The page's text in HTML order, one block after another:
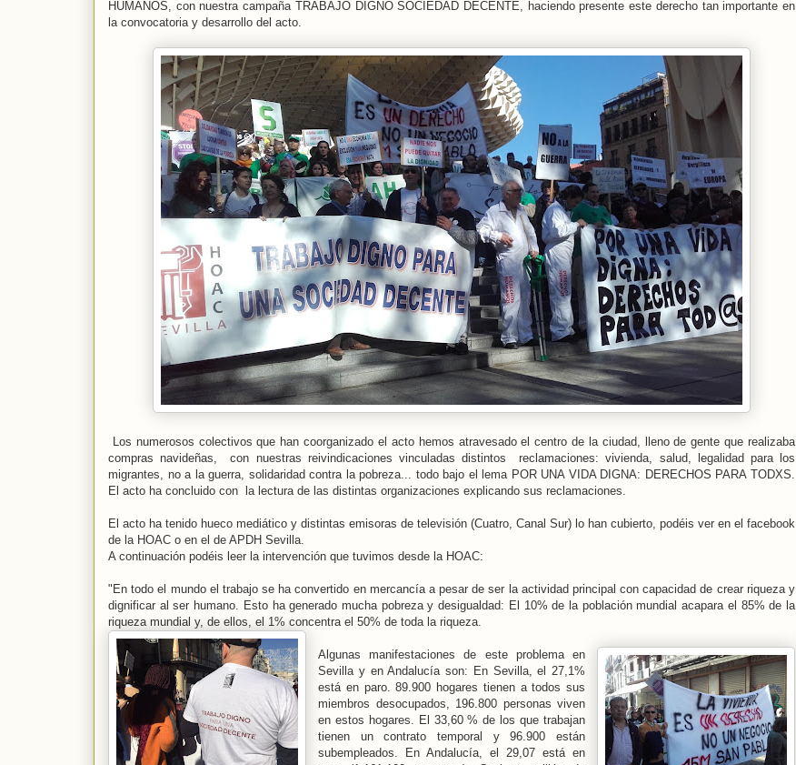
HUMANOS, con nuestra campaña TRABAJO DIGNO SOCIEDAD DECENTE, haciendo presente este derecho tan importante en
la convocatoria y desarrollo del acto.
Los numerosos colectivos que han coorganizado el acto hemos atravesado el centro de la ciudad, lleno de gente que realizaba
compras navideñas, con nuestras reivindicaciones vinculadas distintos reclamaciones: vivienda, salud, legalidad para los
migrantes, no a la guerra, solidaridad contra la pobreza... todo bajo el lema POR UNA VIDA DIGNA: DERECHOS PARA TODXS.
El acto ha concluido con la lectura de las distintas organizaciones explicando sus reclamaciones.
El acto ha tenido hueco mediático y distintas emisoras de televisión (Cuatro, Canal Sur) lo han cubierto, podéis ver en el facebook
de la HOAC o en el de APDH Sevilla.
A continuación podéis leer la intervención que tuvimos desde la HOAC:
"En todo el mundo el trabajo se ha convertido en mercancía a pesar de ser la actividad principal con capacidad de crear riqueza y
dignificar al ser humano. Esto ha generado mucha pobreza y desigualdad: El 10% de la población mundial acapara el 85% de la
riqueza mundial y, de ellos, el 1% concentra el 50% de toda la riqueza.
Algunas manifestaciones de este problema en
Sevilla y en Andalucía son: En Sevilla, el 27,1%
está en paro. 89.900 hogares tienen a todos sus
miembros desocupados, 196.800 personas viven
en estos hogares. El 33,60 % de los que trabajan
tienen un contrato temporal y 96.900 están
subempleados. En Andalucía, el 29,07 está en